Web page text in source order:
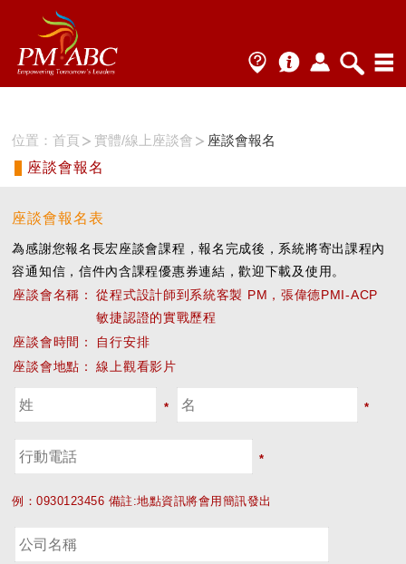
位置：首頁 實體/線上座談會
座談會報名
座談會報名
座談會報名表
為感謝您報名長宏座談會課程，報名完成後，系統將寄出課程內
容通知信，信件內含課程優惠券連結，歡迎下載及使用。
座談會名稱：
從程式設計師到系統客製 PM，張偉德PMI-ACP
敏捷認證的實戰歷程
座談會時間：
自行安排
座談會地點：
線上觀看影片
* *
*
例：0930123456 備註:地點資訊將會用簡訊發出